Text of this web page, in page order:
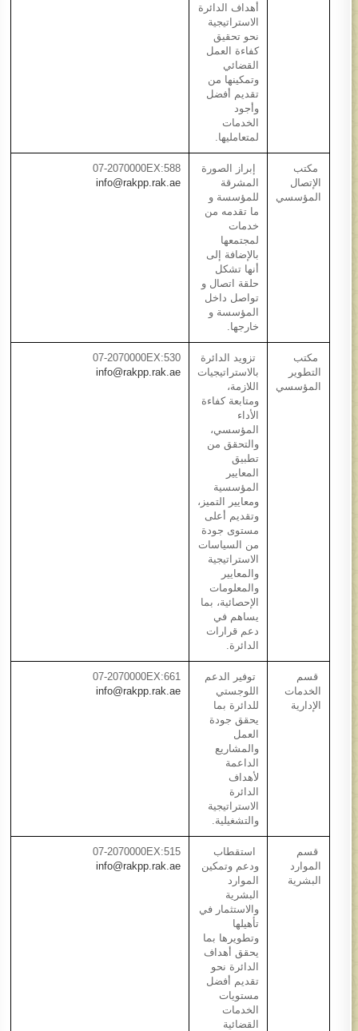
أهداف الدائرة
الاستراتيجية
نحو تحقيق
كفاءة العمل
القضائي
وتمكينها من
تقديم أفضل
وأجود
الخدمات
لمتعامليها.​
مكتب
الإتصال
المؤسسي​
إبراز الصورة
المشرقة
للمؤسسة و
ما تقدمه من
خدمات
لمجتمعها
بالإضافة إلى
أنها تشكل
حلقة اتصال و
تواصل داخل
المؤسسة و
خارجها.​
07-2070000EX:588​
info@rakpp.rak.ae
مكتب
التطوير
المؤسسي​
تزويد الدائرة
بالاستراتيجيات
اللازمة،
ومتابعة كفاءة
الأداء
المؤسسي،
والتحقق من
تطبيق
المعايير
المؤسسية
ومعايير التميز،
وتقديم أعلى
مستوى جودة
من السياسات
الاستراتيجية
والمعايير
والمعلومات
الإحصائية، بما
يساهم في
دعم قرارات
الدائرة.​
07-2070000EX:530
info@rakpp.rak.ae
قسم
الخدمات
الإدارية​
توفير الدعم
اللوجستي
للدائرة بما
يحقق جودة
العمل
والمشاريع
الداعمة
لأهداف
الدائرة
الاستراتيجية
والتشغيلية.​
07-2070000EX:661
info@rakpp.rak.ae
قسم
الموارد
البشرية​
استقطاب
ودعم وتمكين
الموارد
البشرية
والاستثمار في
تأهيلها
وتطويرها بما
يحقق أهداف
الدائرة نحو
تقديم أفضل
مستويات
الخدمات
القضائية
07-2070000EX:515
info@rakpp.rak.ae